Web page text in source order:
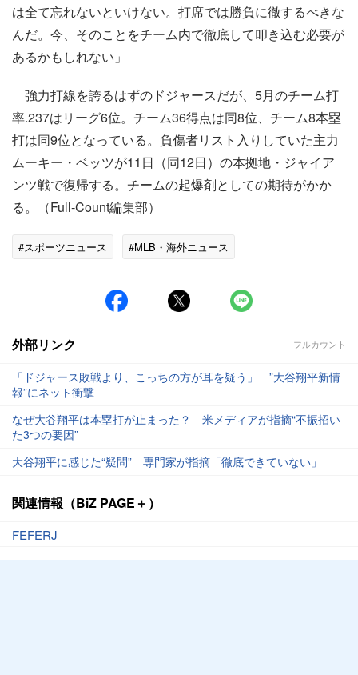
は全て忘れないといけない。打席では勝負に徹するべきな
んだ。今、そのことをチーム内で徹底して叩き込む必要が
あるかもしれない」
強力打線を誇るはずのドジャースだが、5月のチーム打
率.237はリーグ6位。チーム36得点は同8位、チーム8本塁
打は同9位となっている。負傷者リスト入りしていた主力
ムーキー・ベッツが11日（同12日）の本拠地・ジャイア
ンツ戦で復帰する。チームの起爆剤としての期待がかか
る。（Full-Count編集部）
#スポーツニュース #MLB・海外ニュース
外部リンク フルカウント
「ドジャース敗戦より、こっちの方が耳を疑う」 ”大谷翔平新情
報”にネット衝撃
なぜ大谷翔平は本塁打が止まった？ 米メディアが指摘“不振招い
た3つの要因”
大谷翔平に感じた“疑問” 専門家が指摘「徹底できていない」
関連情報（BiZ PAGE＋）
FEFERJ